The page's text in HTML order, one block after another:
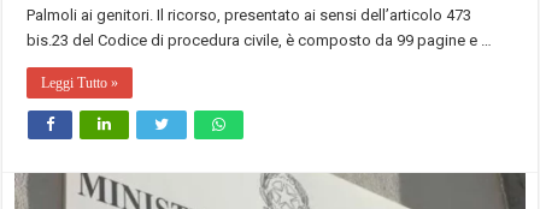
Palmoli ai genitori. Il ricorso, presentato ai sensi dell’articolo 473
bis.23 del Codice di procedura civile, è composto da 99 pagine e …
Leggi Tutto »